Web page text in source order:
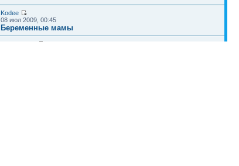
Kodee
08 июл 2009, 00:45
Беременные мамы